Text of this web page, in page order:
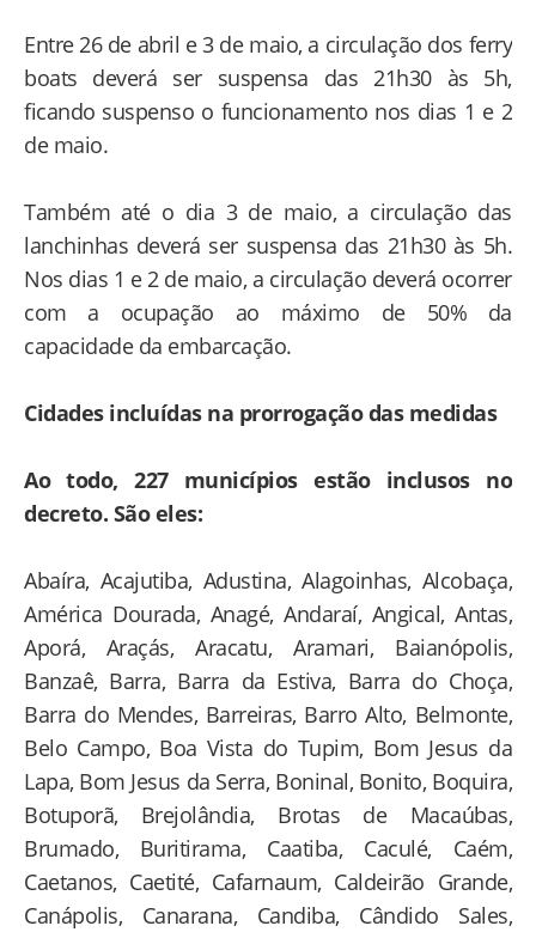
Entre 26 de abril e 3 de maio, a circulação dos ferry
boats deverá ser suspensa das 21h30 às 5h,
ficando suspenso o funcionamento nos dias 1 e 2
de maio.
Também até o dia 3 de maio, a circulação das
lanchinhas deverá ser suspensa das 21h30 às 5h.
Nos dias 1 e 2 de maio, a circulação deverá ocorrer
com a ocupação ao máximo de 50% da
capacidade da embarcação.
Cidades incluídas na prorrogação das medidas
Ao todo, 227 municípios estão inclusos no
decreto. São eles:
Abaíra, Acajutiba, Adustina, Alagoinhas, Alcobaça,
América Dourada, Anagé, Andaraí, Angical, Antas,
Aporá, Araçás, Aracatu, Aramari, Baianópolis,
Banzaê, Barra, Barra da Estiva, Barra do Choça,
Barra do Mendes, Barreiras, Barro Alto, Belmonte,
Belo Campo, Boa Vista do Tupim, Bom Jesus da
Lapa, Bom Jesus da Serra, Boninal, Bonito, Boquira,
Botuporã, Brejolândia, Brotas de Macaúbas,
Brumado, Buritirama, Caatiba, Caculé, Caém,
Caetanos, Caetité, Cafarnaum, Caldeirão Grande,
Canápolis, Canarana, Candiba, Cândido Sales,